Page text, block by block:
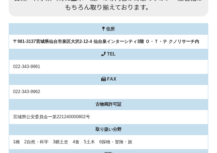
もちろん取り揃えております。
住所
〒981-3137宮城県仙台市泉区大沢2-12-4 仙台泉インターシティ3階 Ｏ・Ｔ・テ クノリサーチ内
TEL
022-343-9961
FAX
022-343-9962
古物商許可証
宮城県公安委員会ー第221240000802号
取り扱い分野
1橋 2自然・科学 3郷土史 4食 5土木 6探検・冒険・旅